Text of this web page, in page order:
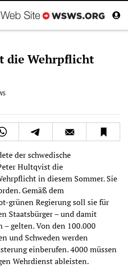
die Wehrpflicht
der schwedische
Hultqvist die
in diesem Sommer. Sie
Gemäß dem
grünen Regierung soll sie für
Staatsbürger – und damit
– gelten. Von den 100.000
und Schweden werden
einberufen. 4000 müssen
Wehrdienst ableisten.